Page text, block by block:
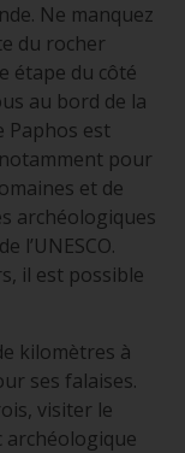
Ne manquez
du rocher
étape du côté
au bord de la
Paphos est
pour
et de
archéologiques
l’UNESCO.
il est possible
kilomètres à
ses falaises.
visiter le
archéologique